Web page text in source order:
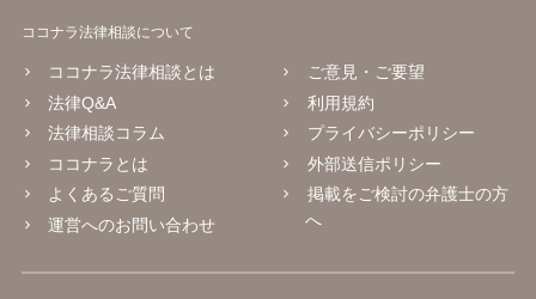
ココナラ法律相談について
ココナラ法律相談とは
法律Q&A
法律相談コラム
ココナラとは
よくあるご質問
運営へのお問い合わせ
ご意見・ご要望
利用規約
プライバシーポリシー
外部送信ポリシー
掲載をご検討の弁護士の方
へ